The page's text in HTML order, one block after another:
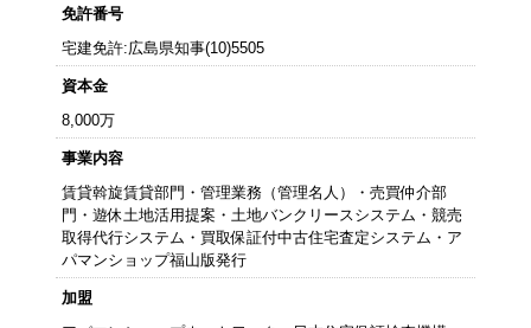
免許番号
宅建免許:広島県知事(10)5505
資本金
8,000万
事業内容
賃貸斡旋賃貸部門・管理業務（管理名人）・売買仲介部
門・遊休土地活用提案・土地バンクリースシステム・競売
取得代行システム・買取保証付中古住宅査定システム・ア
パマンショップ福山版発行
加盟